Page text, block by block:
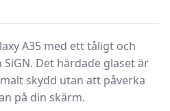
A35 med ett tåligt och
Det härdade glaset är
skydd utan att påverka
på din skärm.